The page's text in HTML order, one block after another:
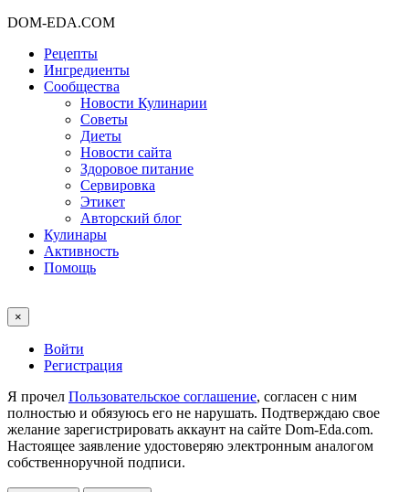
DOM-EDA.COM
Рецепты
Ингредиенты
Сообщества
Новости Кулинарии
Советы
Диеты
Новости сайта
Здоровое питание
Сервировка
Этикет
Авторский блог
Кулинары
Активность
Помощь
×
Войти
Регистрация
Я прочел Пользовательское соглашение, согласен с ним
полностью и обязуюсь его не нарушать. Подтверждаю свое
желание зарегистрировать аккаунт на сайте Dom-Eda.com.
Настоящее заявление удостоверяю электронным аналогом
собственноручной подписи.